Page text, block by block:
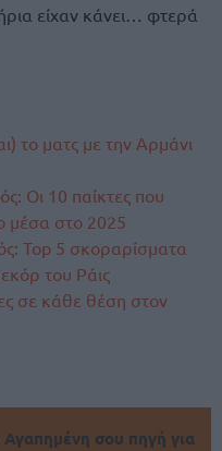
είχαν κάνει… φτερά
το ματς με την Αρμάνι
Οι 10 παίκτες που
μέσα στο 2025
Top 5 σκοραρίσματα
του Ράις
σε κάθε θέση στον
Αγαπημένη σου πηγή για